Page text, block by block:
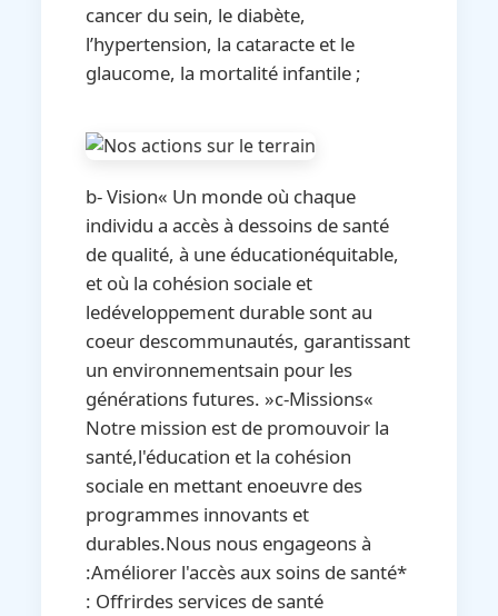
cancer du sein, le diabète,
l’hypertension, la cataracte et le
glaucome, la mortalité infantile ;
b- Vision« Un monde où chaque
individu a accès à dessoins de santé
de qualité, à une éducationéquitable,
et où la cohésion sociale et
ledéveloppement durable sont au
coeur descommunautés, garantissant
un environnementsain pour les
générations futures. »c-Missions«
Notre mission est de promouvoir la
santé,l'éducation et la cohésion
sociale en mettant enoeuvre des
programmes innovants et
durables.Nous nous engageons à
:Améliorer l'accès aux soins de santé*
: Offrirdes services de santé